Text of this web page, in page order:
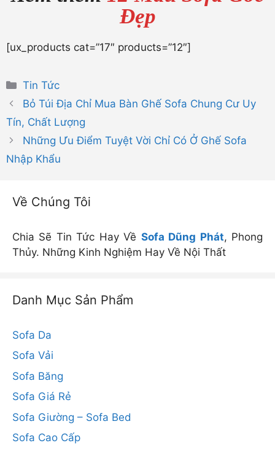
Đẹp
[ux_products cat=”17″ products=”12″]
Danh
mục
Tin Tức
Bỏ Túi Địa Chỉ Mua Bàn Ghế Sofa Chung Cư Uy
Tín, Chất Lượng
Những Ưu Điểm Tuyệt Vời Chỉ Có Ở Ghế Sofa
Nhập Khẩu
Về Chúng Tôi
Chia Sẽ Tin Tức Hay Về Sofa Dũng Phát, Phong
Thủy. Những Kinh Nghiệm Hay Về Nội Thất
Danh Mục Sản Phẩm
Sofa Da
Sofa Vải
Sofa Băng
Sofa Giá Rẻ
Sofa Giường – Sofa Bed
Sofa Cao Cấp